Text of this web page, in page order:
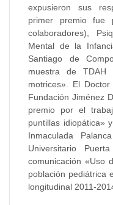
expusieron sus
primer premio
colaboradores),
Mental de la
Santiago de
muestra de TDAH
motrices». El
Fundación Jiménez
premio por el
puntillas idiopática»
Inmaculada
Universitario
comunicación «Uso
población pediátrica
longitudinal 2011-